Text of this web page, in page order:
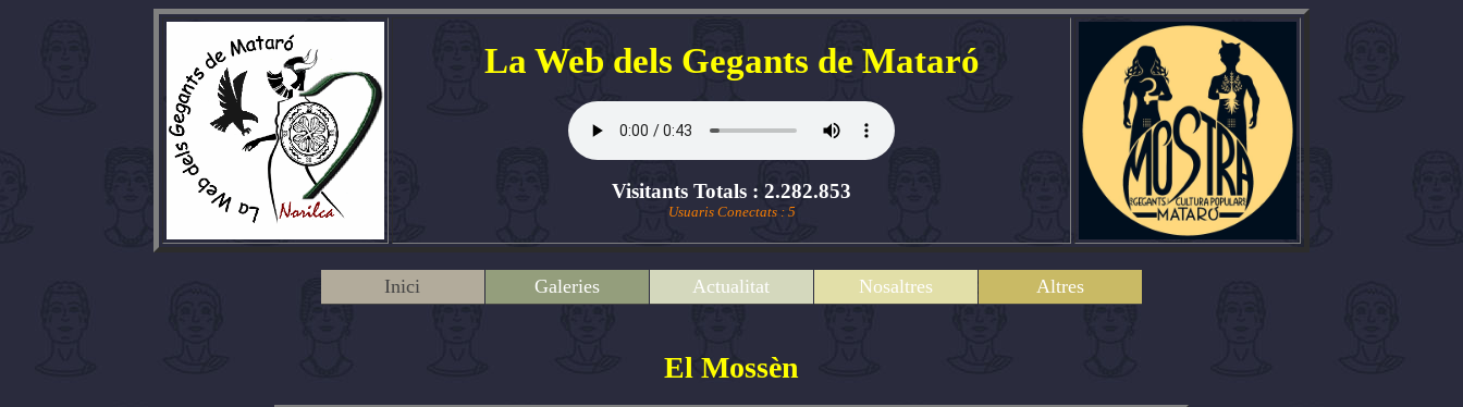
La Web dels Gegants de Mataró
Visitants Totals : 2.282.853
Usuaris Conectats : 5
Inici Galeries Actualitat Nosaltres Altres
El Mossèn